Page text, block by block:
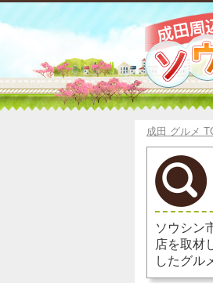
成田 グルメ
ソウシン
店を取材
したグル